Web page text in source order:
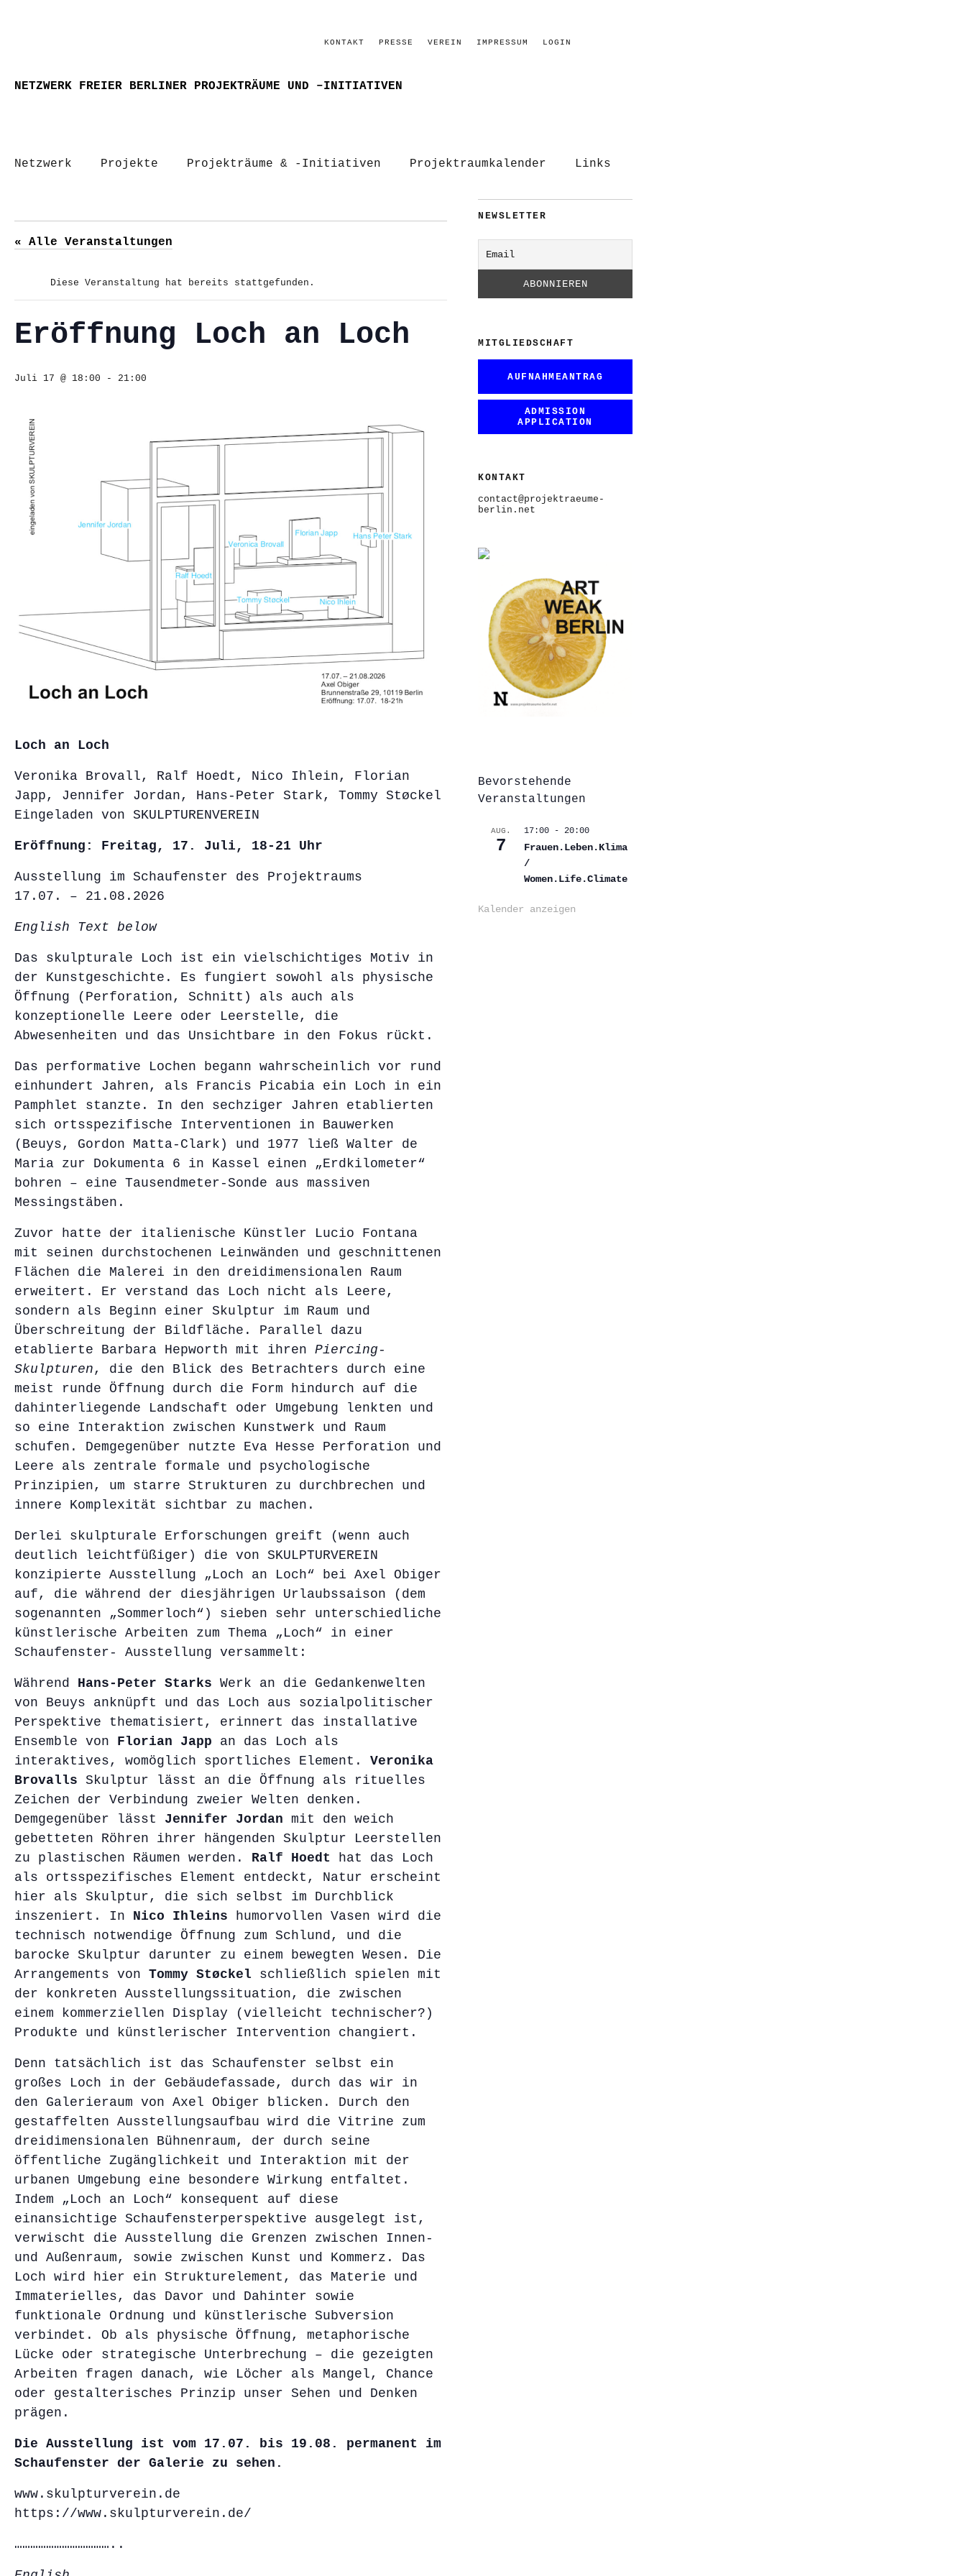
KONTAKT PRESSE VEREIN IMPRESSUM LOGIN
NETZWERK FREIER BERLINER PROJEKTRÄUME UND –INITIATIVEN
Netzwerk Projekte Projekträume & -Initiativen Projektraumkalender Links
« Alle Veranstaltungen
Diese Veranstaltung hat bereits stattgefunden.
Eröffnung Loch an Loch
Juli 17 @ 18:00 - 21:00
Loch an Loch
Veronika Brovall, Ralf Hoedt, Nico Ihlein, Florian
Japp, Jennifer Jordan, Hans-Peter Stark, Tommy Støckel
Eingeladen von SKULPTURENVEREIN
Eröffnung: Freitag, 17. Juli, 18-21 Uhr
Ausstellung im Schaufenster des Projektraums
17.07. – 21.08.2026
English Text below
Das skulpturale Loch ist ein vielschichtiges Motiv in
der Kunstgeschichte. Es fungiert sowohl als physische
Öffnung (Perforation, Schnitt) als auch als
konzeptionelle Leere oder Leerstelle, die
Abwesenheiten und das Unsichtbare in den Fokus rückt.
Das performative Lochen begann wahrscheinlich vor rund
einhundert Jahren, als Francis Picabia ein Loch in ein
Pamphlet stanzte. In den sechziger Jahren etablierten
sich ortsspezifische Interventionen in Bauwerken
(Beuys, Gordon Matta-Clark) und 1977 ließ Walter de
Maria zur Dokumenta 6 in Kassel einen „Erdkilometer“
bohren – eine Tausendmeter-Sonde aus massiven
Messingstäben.
Zuvor hatte der italienische Künstler Lucio Fontana
mit seinen durchstochenen Leinwänden und geschnittenen
Flächen die Malerei in den dreidimensionalen Raum
erweitert. Er verstand das Loch nicht als Leere,
sondern als Beginn einer Skulptur im Raum und
Überschreitung der Bildfläche. Parallel dazu
etablierte Barbara Hepworth mit ihren Piercing-
Skulpturen , die den Blick des Betrachters durch eine
meist runde Öffnung durch die Form hindurch auf die
dahinterliegende Landschaft oder Umgebung lenkten und
so eine Interaktion zwischen Kunstwerk und Raum
schufen. Demgegenüber nutzte Eva Hesse Perforation und
Leere als zentrale formale und psychologische
Prinzipien, um starre Strukturen zu durchbrechen und
innere Komplexität sichtbar zu machen.
Derlei skulpturale Erforschungen greift (wenn auch
deutlich leichtfüßiger) die von SKULPTURVEREIN
konzipierte Ausstellung „Loch an Loch“ bei Axel Obiger
auf, die während der diesjährigen Urlaubssaison (dem
sogenannten „Sommerloch“) sieben sehr unterschiedliche
künstlerische Arbeiten zum Thema „Loch“ in einer
Schaufenster- Ausstellung versammelt:
Während Hans-Peter Starks Werk an die Gedankenwelten
von Beuys anknüpft und das Loch aus sozialpolitischer
Perspektive thematisiert, erinnert das installative
Ensemble von Florian Japp an das Loch als
interaktives, womöglich sportliches Element. Veronika
Brovalls Skulptur lässt an die Öffnung als rituelles
Zeichen der Verbindung zweier Welten denken.
Demgegenüber lässt Jennifer Jordan mit den weich
gebetteten Röhren ihrer hängenden Skulptur Leerstellen
zu plastischen Räumen werden. Ralf Hoedt hat das Loch
als ortsspezifisches Element entdeckt, Natur erscheint
hier als Skulptur, die sich selbst im Durchblick
inszeniert. In Nico Ihleins humorvollen Vasen wird die
technisch notwendige Öffnung zum Schlund, und die
barocke Skulptur darunter zu einem bewegten Wesen. Die
Arrangements von Tommy Støckel schließlich spielen mit
der konkreten Ausstellungssituation, die zwischen
einem kommerziellen Display (vielleicht technischer?)
Produkte und künstlerischer Intervention changiert.
Denn tatsächlich ist das Schaufenster selbst ein
großes Loch in der Gebäudefassade, durch das wir in
den Galerieraum von Axel Obiger blicken. Durch den
gestaffelten Ausstellungsaufbau wird die Vitrine zum
dreidimensionalen Bühnenraum, der durch seine
öffentliche Zugänglichkeit und Interaktion mit der
urbanen Umgebung eine besondere Wirkung entfaltet.
Indem „Loch an Loch“ konsequent auf diese
einansichtige Schaufensterperspektive ausgelegt ist,
verwischt die Ausstellung die Grenzen zwischen Innen-
und Außenraum, sowie zwischen Kunst und Kommerz. Das
Loch wird hier ein Strukturelement, das Materie und
Immaterielles, das Davor und Dahinter sowie
funktionale Ordnung und künstlerische Subversion
verbindet. Ob als physische Öffnung, metaphorische
Lücke oder strategische Unterbrechung – die gezeigten
Arbeiten fragen danach, wie Löcher als Mangel, Chance
oder gestalterisches Prinzip unser Sehen und Denken
prägen.
Die Ausstellung ist vom 17.07. bis 19.08. permanent im
Schaufenster der Galerie zu sehen.
www.skulpturverein.de
https://www.skulpturverein.de/
………………………………..
NEWSLETTER
MITGLIEDSCHAFT
AUFNAHMEANTRAG
ADMISSION
APPLICATION
KONTAKT
contact@projektraeume-
berlin.net
Bevorstehende
Veranstaltungen
AUG.
7
17:00 - 20:00
Frauen.Leben.Klima
/
Women.Life.Climate
Kalender anzeigen